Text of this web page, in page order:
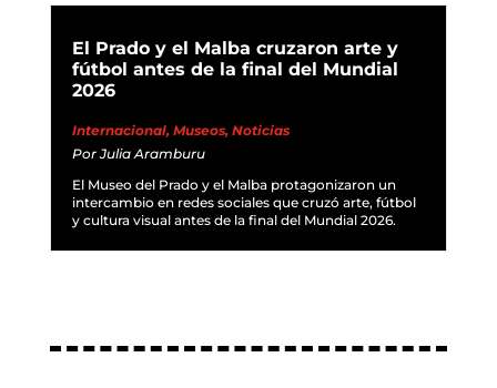
El Prado y el Malba cruzaron arte y
fútbol antes de la final del Mundial
2026
Internacional, Museos, Noticias
PorJulia Aramburu
El Museo del Prado y el Malba protagonizaron un
intercambio en redes sociales que cruzó arte, fútbol
y cultura visual antes de la final del Mundial 2026.